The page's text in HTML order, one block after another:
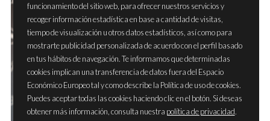
funcionamiento del sitio web, para ofrecer nuestros servicios y
recoger información estadística en base a cantidad de visitas,
tiempo de visualización u otros datos estadísticos, así como para
mostrarte publicidad personalizada de acuerdo con el perfil basado
en tus hábitos de navegación. Te informamos que determinadas
cookies implican una transferencia de datos fuera del Espacio
Económico Europeo tal y como describe la Política de uso de cookies.
Puedes aceptar todas las cookies haciendo clic en el botón. Si deseas
obtener más información, consulta nuestra política de privacidad.